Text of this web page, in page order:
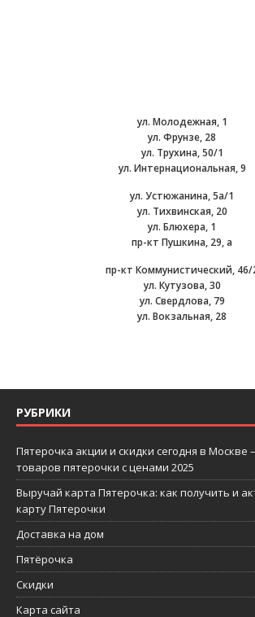
ул. Молодежная, 1
ул. Фрунзе, 28
ул. Трухина, 50/1
ул. Интернациональная, 9
ул. Устюжанина, 5а/1
ул. Тихвинская, 20
ул. Блюхера, 1
пр-кт Пушкина, 29, а
пр-кт Коммунистический, 46/
ул. Кутузова, 30
ул. Свердлова, 79
ул. Вокзальная, 28
РУБРИКИ
Пятерочка акции и скидки сегодня в Москве
товаров пятерочки с ценами 2025
Выручай карта Пятерочка: как получить и
карту Пятерочки
Доставка на дом
Пятёрочка
Скидки
Карта сайта